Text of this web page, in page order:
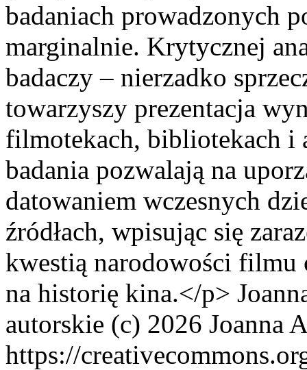
badaniach prowadzonych
marginalnie. Krytycznej
badaczy – nierzadko
towarzyszy prezentacja
filmotekach, bibliotekach i
badania pozwalają na
datowaniem wczesnych
źródłach, wpisując się
kwestią narodowości filmu
na historię kina.</p>
autorskie (c) 2026 Joanna
https://